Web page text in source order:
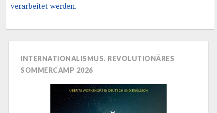
verarbeitet werden.
INTERNATIONALISMUS. REVOLUTIONÄRES
SOMMERCAMP 2026